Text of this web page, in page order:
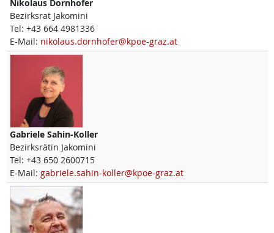
Nikolaus Dornhofer
Bezirksrat Jakomini
Tel: +43 664 4981336
E-Mail: nikolaus.dornhofer@kpoe-graz.at
Gabriele Sahin-Koller
Bezirksrätin Jakomini
Tel: +43 650 2600715
E-Mail: gabriele.sahin-koller@kpoe-graz.at